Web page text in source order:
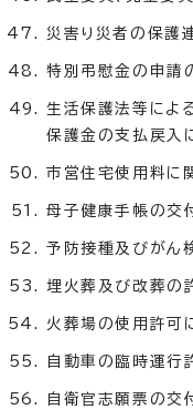
災害り災者の保護
特別弔慰金の申請
生活保護法等によ
保護金の支払戻入
市営住宅使用料に
母子健康手帳の交
予防接種及びがん
埋火葬及び改葬の
火葬場の使用許可
自動車の臨時運行
自衛官志願票の交